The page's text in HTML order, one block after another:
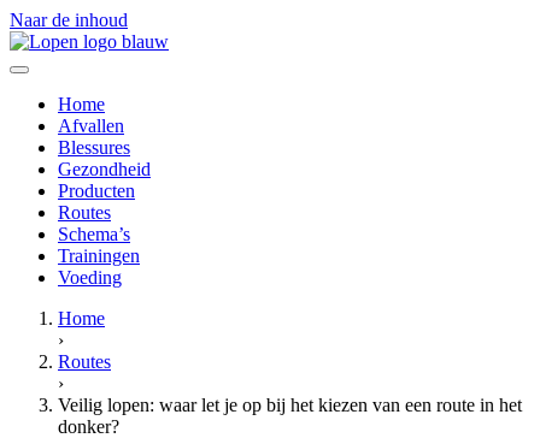
Naar de inhoud
Home
Afvallen
Blessures
Gezondheid
Producten
Routes
Schema’s
Trainingen
Voeding
Home
›
Routes
›
Veilig lopen: waar let je op bij het kiezen van een route in het
donker?